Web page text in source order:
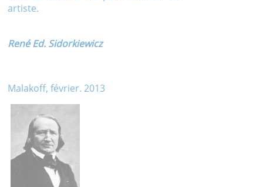
artiste.
René Ed. Sidorkiewicz
Malakoff, février. 2013